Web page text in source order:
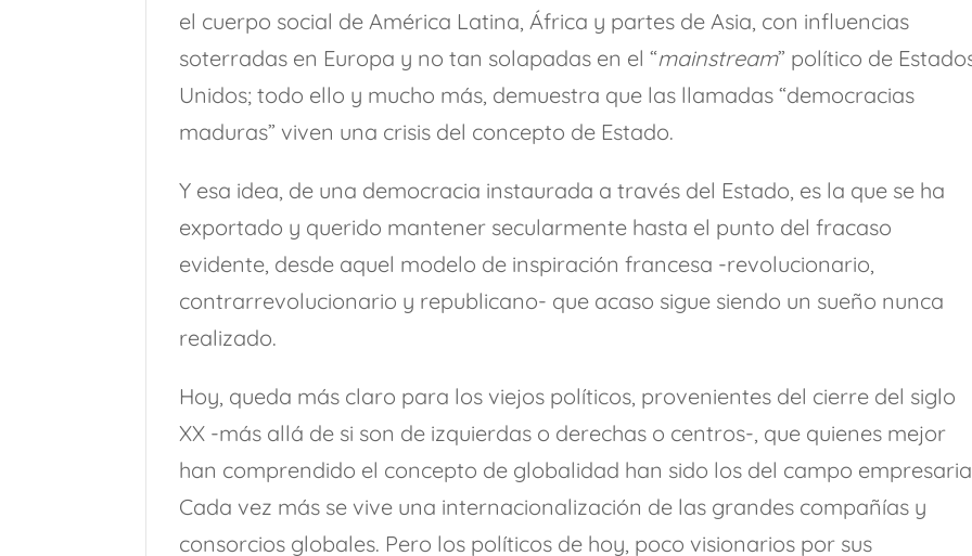
el cuerpo social de América Latina, África y partes de Asia, con influencias
soterradas en Europa y no tan solapadas en el “mainstream” político de
Unidos; todo ello y mucho más, demuestra que las llamadas “democracias
maduras” viven una crisis del concepto de Estado.
Y esa idea, de una democracia instaurada a través del Estado, es la que se ha
exportado y querido mantener secularmente hasta el punto del fracaso
evidente, desde aquel modelo de inspiración francesa -revolucionario,
contrarrevolucionario y republicano- que acaso sigue siendo un sueño nunca
realizado.
Hoy, queda más claro para los viejos políticos, provenientes del cierre del siglo
XX -más allá de si son de izquierdas o derechas o centros-, que quienes mejor
han comprendido el concepto de globalidad han sido los del campo
Cada vez más se vive una internacionalización de las grandes compañías y
consorcios globales. Pero los políticos de hoy, poco visionarios por sus